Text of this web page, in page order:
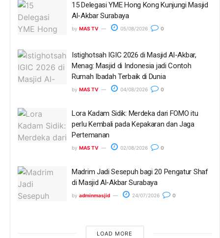
15 Delegasi YME Hong Kong Kunjungi Masjid
Al-Akbar Surabaya
by MAS TV 05/08/2026 0
Istighotsah IGIC 2026 di Masjid Al-Akbar,
Menag: Masjid di Indonesia jadi Contoh
Rumah Ibadah Terbaik di Dunia
by MAS TV 04/08/2026 0
Lora Kadam Sidik: Merdeka dari FOMO itu
perlu Kembali pada Kepakaran dan Jaga
Pertemanan
by MAS TV 02/08/2026 0
Madrim Jadi Sesepuh bagi 20 Pengatur Shaf
di Masjid Al-Akbar Surabaya
by adminmasjid 24/07/2026 0
LOAD MORE